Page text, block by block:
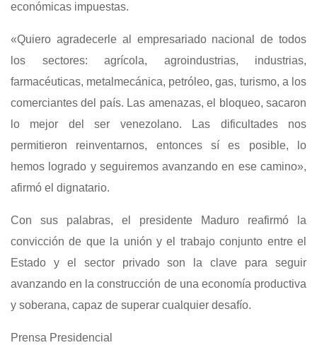
económicas impuestas.
«Quiero agradecerle al empresariado nacional de todos
los sectores: agrícola, agroindustrias, industrias,
farmacéuticas, metalmecánica, petróleo, gas, turismo, a los
comerciantes del país. Las amenazas, el bloqueo, sacaron
lo mejor del ser venezolano. Las dificultades nos
permitieron reinventarnos, entonces sí es posible, lo
hemos logrado y seguiremos avanzando en ese camino»,
afirmó el dignatario.
Con sus palabras, el presidente Maduro reafirmó la
convicción de que la unión y el trabajo conjunto entre el
Estado y el sector privado son la clave para seguir
avanzando en la construcción de una economía productiva
y soberana, capaz de superar cualquier desafío.
Prensa Presidencial